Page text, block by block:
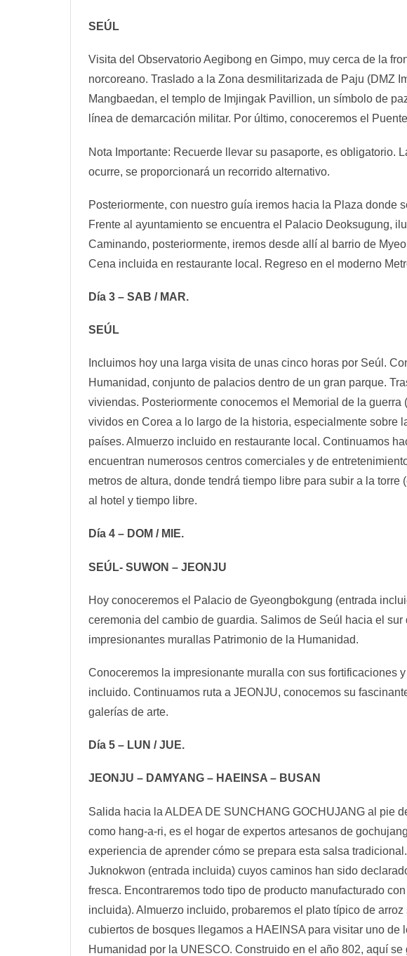
SEÚL
Visita del Observatorio Aegibong en Gimpo, muy cerca de la
norcoreano. Traslado a la Zona desmilitarizada de Paju (DMZ
Mangbaedan, el templo de Imjingak Pavillion, un símbolo de
línea de demarcación militar. Por último, conoceremos el
Nota Importante: Recuerde llevar su pasaporte, es obligatorio.
ocurre, se proporcionará un recorrido alternativo.
Posteriormente, con nuestro guía iremos hacia la Plaza donde
Frente al ayuntamiento se encuentra el Palacio Deoksugung,
Caminando, posteriormente, iremos desde allí al barrio de
Cena incluida en restaurante local. Regreso en el moderno
Día 3 – SAB / MAR.
SEÚL
Incluimos hoy una larga visita de unas cinco horas por Seúl.
Humanidad, conjunto de palacios dentro de un gran parque.
viviendas. Posteriormente conocemos el Memorial de la
vividos en Corea a lo largo de la historia, especialmente
países. Almuerzo incluido en restaurante local. Continuamos
encuentran numerosos centros comerciales y de
metros de altura, donde tendrá tiempo libre para subir a la
al hotel y tiempo libre.
Día 4 – DOM / MIE.
SEÚL- SUWON – JEONJU
Hoy conoceremos el Palacio de Gyeongbokgung (entrada
ceremonia del cambio de guardia. Salimos de Seúl hacia el
impresionantes murallas Patrimonio de la Humanidad.
Conoceremos la impresionante muralla con sus fortificaciones
incluido. Continuamos ruta a JEONJU, conocemos su
galerías de arte.
Día 5 – LUN / JUE.
JEONJU – DAMYANG – HAEINSA – BUSAN
Salida hacia la ALDEA DE SUNCHANG GOCHUJANG al pie
como hang-a-ri, es el hogar de expertos artesanos de
experiencia de aprender cómo se prepara esta salsa
Juknokwon (entrada incluida) cuyos caminos han sido
fresca. Encontraremos todo tipo de producto manufacturado
incluida). Almuerzo incluido, probaremos el plato típico de
cubiertos de bosques llegamos a HAEINSA para visitar uno
Humanidad por la UNESCO. Construido en el año 802, aquí